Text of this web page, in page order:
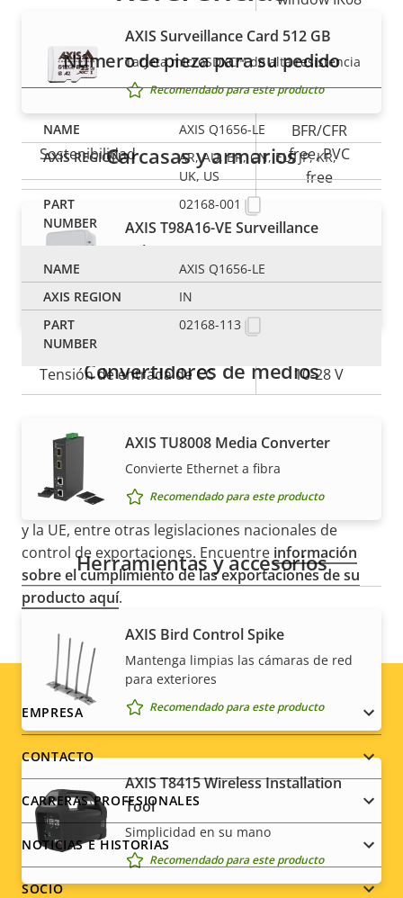
Clasificación IP IP66, IP67
Diseñado para repintar Sí
Sostenibilidad
BFR/CFR
free, PVC
free
Alimentación
Descripción
de
propiedad
Valor de
la
propiedad
Potencia (máxima) 25.5 W
Alimentación (media)
Tensión de entrada de CC 10-28 V
AXIS Surveillance Card 512 GB
Tarjeta microSDXC™ de alta resistencia
Recomendado para este producto
Carcasas y armarios
AXIS T98A16-VE Surveillance
Cabinet
Armario resistente para cámaras caja
Recomendado para este producto
Convertidores de medios
AXIS TU8008 Media Converter
Convierte Ethernet a fibra
Recomendado para este producto
Herramientas y accesorios
AXIS Bird Control Spike
Mantenga limpias las cámaras de red
para exteriores
Recomendado para este producto
AXIS T8415 Wireless Installation
Tool
Simplicidad en su mano
Recomendado para este producto
Número de pieza para su pedido
AXIS Q1656-LE
AR, AU, BR, CN, EU, JP, KR,
UK, US
02168-001
AXIS Q1656-LE
IN
02168-113
NOTA
Los productos de Axis pueden estar sujetos a las
regulaciones de control de exportaciones de EE. UU.
y la UE, entre otras legislaciones nacionales de
control de exportaciones. Encuentre información
sobre el cumplimiento de las exportaciones de su
producto aquí.
Footer
menu
EMPRESA
CONTACTO
CARRERAS PROFESIONALES
NOTICIAS E HISTORIAS
SOCIO